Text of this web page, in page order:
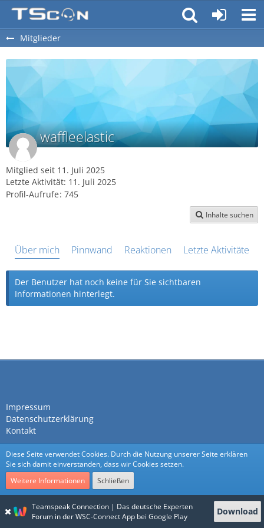
Mitglieder
waffleelastic
Mitglied seit 11. Juli 2025
Letzte Aktivität: 11. Juli 2025
Profil-Aufrufe 745
Inhalte suchen
Über mich Pinnwand Reaktionen Letzte Aktivitäten
Der Benutzer hat noch keine für Sie sichtbaren
Informationen hinterlegt.
Impressum
Datenschutzerklärung
Kontakt
Community-Software:WoltLab Suite™
Stil:Nexusvoncls-design
Teamspeak Connection | Das deutsche Experten
Forum in der WSC-Connect App bei Google Play
Download
Diese Seite verwendet Cookies. Durch die Nutzung unserer Seite erklären
Sie sich damit einverstanden, dass wir Cookies setzen.
Weitere Informationen
Schließen